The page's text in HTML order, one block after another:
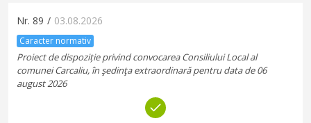
Nr. 89 / 03.08.2026
Caracter normativ
Proiect de dispoziție privind convocarea Consiliului Local al
comunei Carcaliu, în şedinţa extraordinară pentru data de 06
august 2026